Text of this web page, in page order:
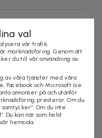
val
vår trafik,
marknadsföring. Genom att
du till vår användning av
av våra tjänster med våra
Facebook och Microsoft (se
annonser på och utanför
presterar. Om du
Om du inte
Du kan när som helst
hemsida.